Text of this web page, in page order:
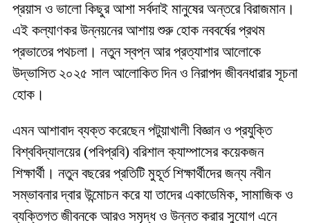
প্রয়াস ও ভালো কিছুর আশা সর্বদাই মানুষের অন্তরে বিরাজমান।
এই কল্যাণকর উন্নয়নের আশায় শুরু হোক নববর্ষের প্রথম
প্রভাতের পথচলা। নতুন স্বপ্ন আর প্রত্যাশার আলোকে
উদ্ভাসিত ২০২৫ সাল আলোকিত দিন ও নিরাপদ জীবনধারার সূচনা
হোক।
এমন আশাবাদ ব্যক্ত করেছেন পটুয়াখালী বিজ্ঞান ও প্রযুক্তি
বিশ্ববিদ্যালয়ের (পবিপ্রবি) বরিশাল ক্যাম্পাসের কয়েকজন
শিক্ষার্থী। নতুন বছরের প্রতিটি মুহূর্ত শিক্ষার্থীদের জন্য নবীন
সম্ভাবনার দ্বার উন্মোচন করে যা তাদের একাডেমিক, সামাজিক ও
ব্যক্তিগত জীবনকে আরও সমৃদ্ধ ও উন্নত করার সুযোগ এনে